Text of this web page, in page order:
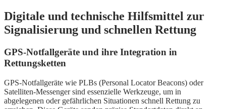
Digitale und technische Hilfsmittel zur
Signalisierung und schnellen Rettung
GPS-Notfallgeräte und ihre Integration in
Rettungsketten
GPS-Notfallgeräte wie PLBs (Personal Locator Beacons) oder
Satelliten-Messenger sind essenzielle Werkzeuge, um in
abgelegenen oder gefährlichen Situationen schnell Rettung zu